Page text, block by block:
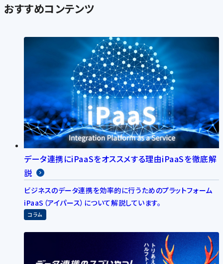
おすすめコンテンツ
データ連携にiPaaSをオススメする理由iPaaSを徹底解
説
ビジネスのデータ連携を効率的に行うためのプラットフォーム
iPaaS（アイパース）について解説しています。
コラム